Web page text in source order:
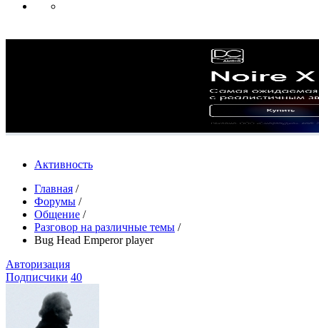
Активность
Главная /
Форумы /
Общение /
Разговор на различные темы /
Bug Head Emperor player
Авторизация
Подписчики 40